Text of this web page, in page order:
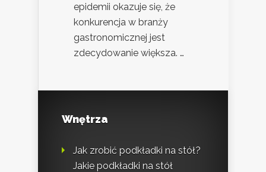
epidemii okazuje się, że
konkurencja w branży
gastronomicznej jest
zdecydowanie większa. …
Wnętrza
Jak zrobić podkładki na stół?
Jakie podkładki na stół